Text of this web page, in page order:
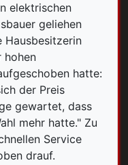
elektrischen
geliehen
Hausbesitzerin
hohen
hatte:
der Preis
gewartet, dass
mehr hatte." Zu
Service
drauf.